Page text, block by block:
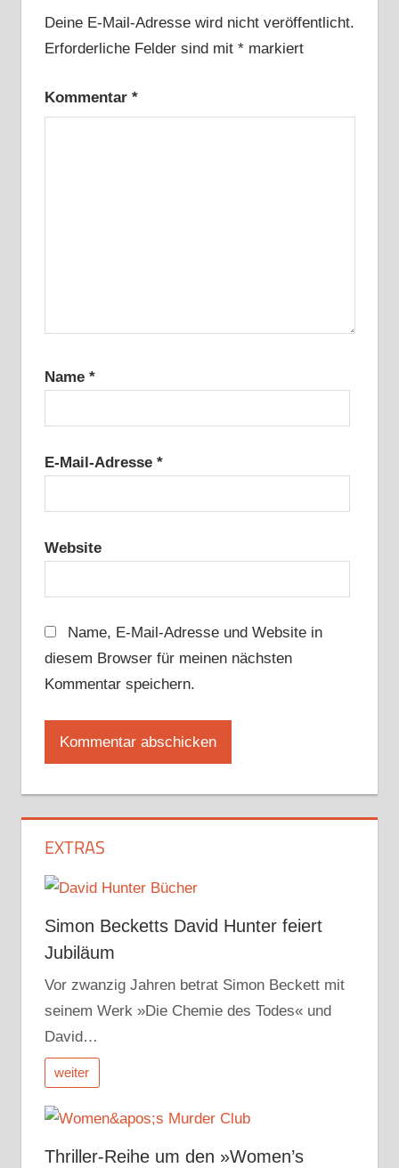
Deine E-Mail-Adresse wird nicht veröffentlicht.
Erforderliche Felder sind mit *markiert
Kommentar *
Name *
E-Mail-Adresse *
Website
Name, E-Mail-Adresse und Website in
diesem Browser für meinen nächsten
Kommentar speichern.
EXTRAS
Simon Becketts David Hunter feiert
Jubiläum
Vor zwanzig Jahren betrat Simon Beckett mit
seinem Werk »Die Chemie des Todes« und
David…
weiter
Thriller-Reihe um den »Women’s